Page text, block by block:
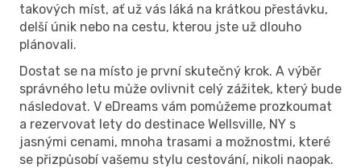
takových míst, ať už vás láká na krátkou přestávku,
delší únik nebo na cestu, kterou jste už dlouho
plánovali.
Dostat se na místo je první skutečný krok. A výběr
správného letu může ovlivnit celý zážitek, který bude
následovat. V eDreams vám pomůžeme prozkoumat
a rezervovat lety do destinace Wellsville, NY s
jasnými cenami, mnoha trasami a možnostmi, které
se přizpůsobí vašemu stylu cestování, nikoli naopak.